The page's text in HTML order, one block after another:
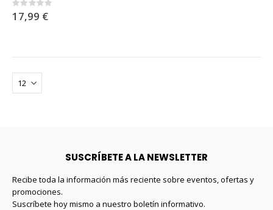
Rating:
0%
17,99 €
SUSCRÍBETE A LA NEWSLETTER
Recibe toda la información más reciente sobre eventos, ofertas y
promociones.
Suscríbete hoy mismo a nuestro boletín informativo.